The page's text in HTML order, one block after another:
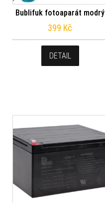
Bublifuk fotoaparát modrý
399 Kč
DETAIL